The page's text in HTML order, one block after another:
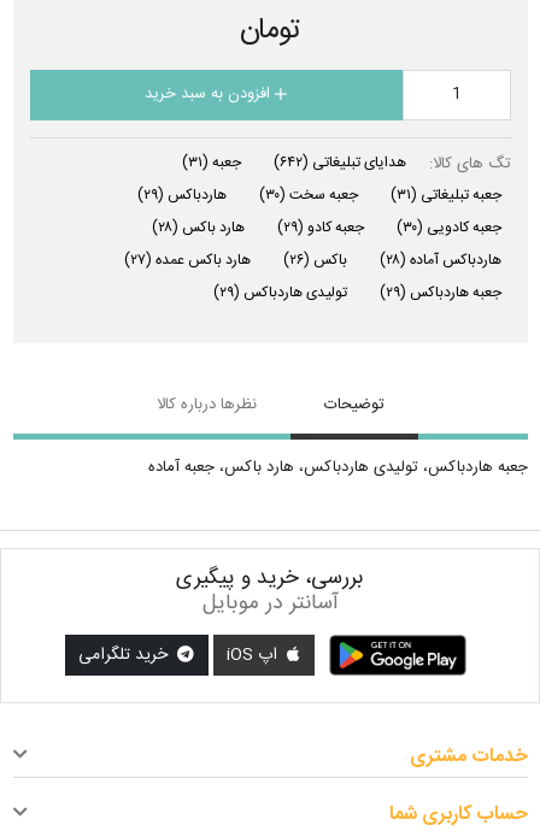
تومان
افزودن به سبد خرید
تگ های کالا: هدایای تبلیغاتی (۶۴۲) جعبه (۳۱)
جعبه تبلیغاتی (۳۱) جعبه سخت (۳۰) هاردباکس (۲۹)
جعبه کادویی (۳۰) جعبه کادو (۲۹) هارد باکس (۲۸)
هاردباکس آماده (۲۸) باکس (۲۶) هارد باکس عمده (۲۷)
جعبه هاردباکس (۲۹) تولیدی هاردباکس (۲۹)
توضیحات نظرها درباره کالا
جعبه هاردباکس، تولیدی هاردباکس، هارد باکس، جعبه آماده
بررسی، خرید و پیگیری
آسانتر در موبایل
اپ iOS خرید تلگرامی
خدمات مشتری
حساب کاربری شما